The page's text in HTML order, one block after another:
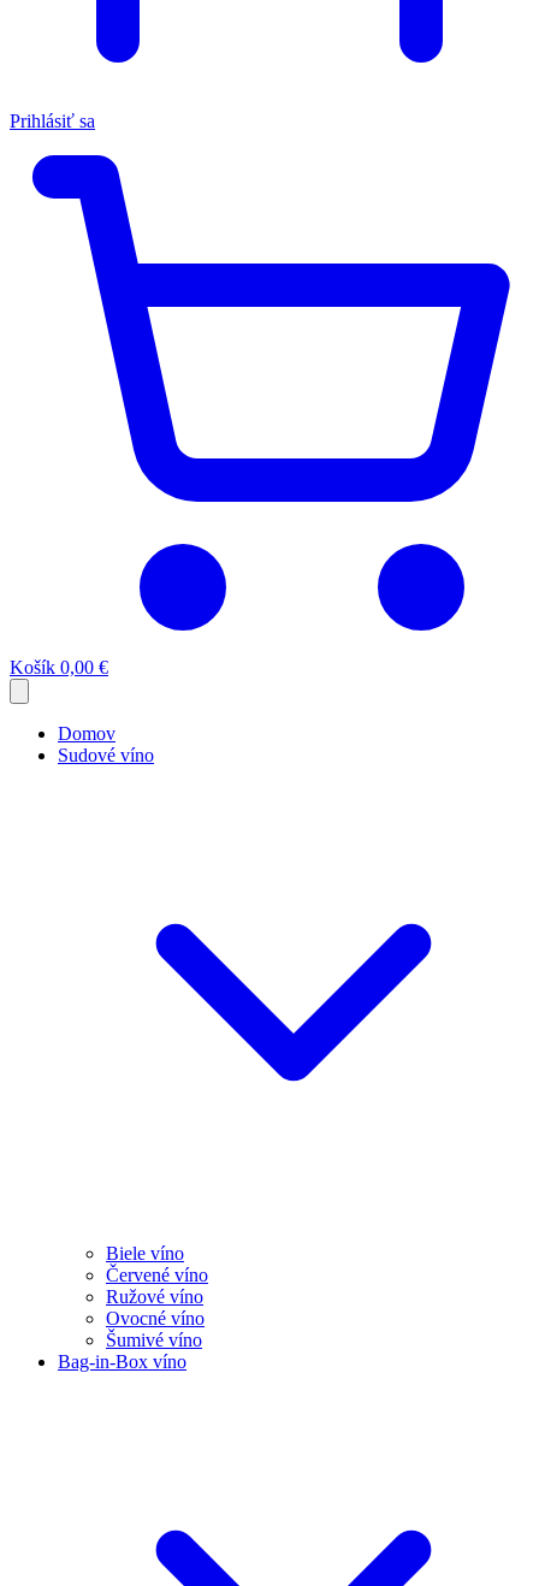
Prihlásiť sa
Košík 0,00 €
Domov
Sudové víno
Biele víno
Červené víno
Ružové víno
Ovocné víno
Šumivé víno
Bag-in-Box víno